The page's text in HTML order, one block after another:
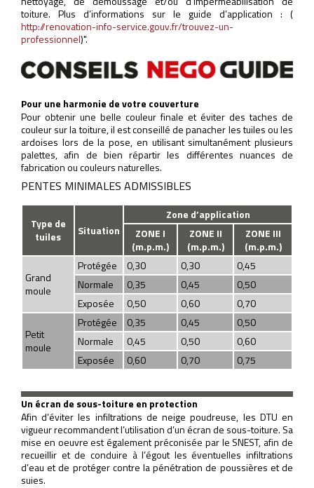
toiture. Plus d’informations sur le guide d’application : (
http://renovation-info-service.gouv.fr/trouvez-un-
professionnel)".
Pour une harmonie de votre couverture
Pour obtenir une belle couleur finale et éviter des taches de
couleur sur la toiture, il est conseillé de panacher les tuiles ou les
ardoises lors de la pose, en utilisant simultanément plusieurs
palettes, afin de bien répartir les différentes nuances de
fabrication ou couleurs naturelles.
PENTES MINIMALES ADMISSIBLES
Type de
tuiles
Situation
Zone d’application
ZONE I
(m.p.m.)
ZONE II
(m.p.m.)
ZONE III
(m.p.m.)
Grand
moule
Protégée 0,30 0,30
0,45
Normale
0,35 0,45
0,50
Exposée
0,50 0,60 0,70
Petit
moule
Protégée 0,35 0,45
0,50
Normale
0,45 0,50
0,60
Exposée
0,60 0,70 0,75
Un écran de sous-toiture en protection
Afin d’éviter les infiltrations de neige poudreuse, les DTU en
vigueur recommandent l’utilisation d’un écran de sous-toiture. Sa
mise en oeuvre est également préconisée par le SNEST, afin de
recueillir et de conduire à l’égout les éventuelles infiltrations
d’eau et de protéger contre la pénétration de poussières et de
suies.